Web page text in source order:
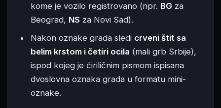
kome je vozilo registrovano (npr. BG za
Beograd, NS za Novi Sad).
Nakon oznake grada sledi crveni štit sa
belim krstom i četiri ocila (mali grb Srbije),
ispod kojeg je ćiriličnim pismom ispisana
dvoslovna oznaka grada u formatu mini-
oznake.